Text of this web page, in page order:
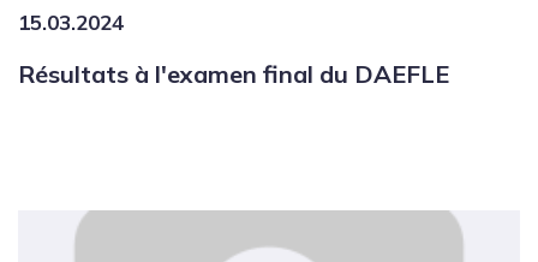
15.03.2024
Résultats à l'examen final du DAEFLE